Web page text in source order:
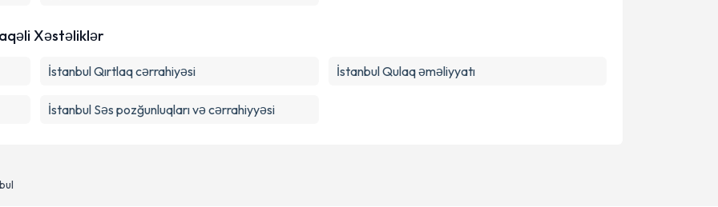
Xəstəliklər
İstanbul Qırtlaq cərrahiyəsi İstanbul Qulaq əməliyyatı
İstanbul Səs pozğunluqları və cərrahiyyəsi